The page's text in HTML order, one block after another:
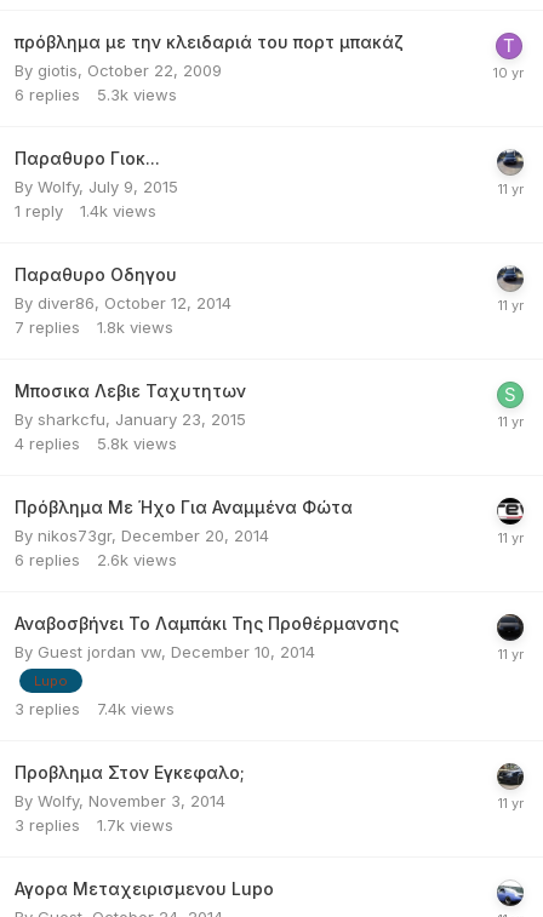
πρόβλημα με την κλειδαριά του πορτ μπακάζ
By giotis, October 22, 2009
6 replies 5.3k views
Παραθυρο Γιοκ...
By Wolfy, July 9, 2015
1 reply 1.4k views
Παραθυρο Οδηγου
By diver86, October 12, 2014
7 replies 1.8k views
Μποσικα Λεβιε Ταχυτητων
By sharkcfu, January 23, 2015
4 replies 5.8k views
Πρόβλημα Με Ήχο Για Αναμμένα Φώτα
By nikos73gr, December 20, 2014
6 replies 2.6k views
Αναβοσβήνει Το Λαμπάκι Της Προθέρμανσης
By Guest jordan vw, December 10, 2014
Lupo
3 replies 7.4k views
Προβλημα Στον Εγκεφαλο;
By Wolfy, November 3, 2014
3 replies 1.7k views
Αγορα Μεταχειρισμενου Lupo